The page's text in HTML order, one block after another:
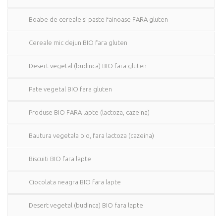
Boabe de cereale si paste fainoase FARA gluten
Cereale mic dejun BIO fara gluten
Desert vegetal (budinca) BIO fara gluten
Pate vegetal BIO fara gluten
Produse BIO FARA lapte (lactoza, cazeina)
Bautura vegetala bio, fara lactoza (cazeina)
Biscuiti BIO fara lapte
Ciocolata neagra BIO fara lapte
Desert vegetal (budinca) BIO fara lapte